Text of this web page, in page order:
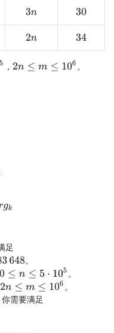
3n 30
2n 34
， 2n≤ m ≤10 6 。
gk
足
。
≤n ≤5 10 5
。
2n≤ m ≤10 6
。
需要满足